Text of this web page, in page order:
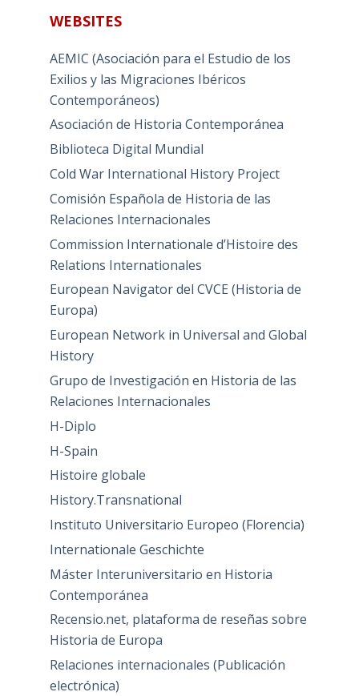
WEBSITES
AEMIC (Asociación para el Estudio de los
Exilios y las Migraciones Ibéricos
Contemporáneos)
Asociación de Historia Contemporánea
Biblioteca Digital Mundial
Cold War International History Project
Comisión Española de Historia de las
Relaciones Internacionales
Commission Internationale d’Histoire des
Relations Internationales
European Navigator del CVCE (Historia de
Europa)
European Network in Universal and Global
History
Grupo de Investigación en Historia de las
Relaciones Internacionales
H-Diplo
H-Spain
Histoire globale
History.Transnational
Instituto Universitario Europeo (Florencia)
Internationale Geschichte
Máster Interuniversitario en Historia
Contemporánea
Recensio.net, plataforma de reseñas sobre
Historia de Europa
Relaciones internacionales (Publicación
electrónica)